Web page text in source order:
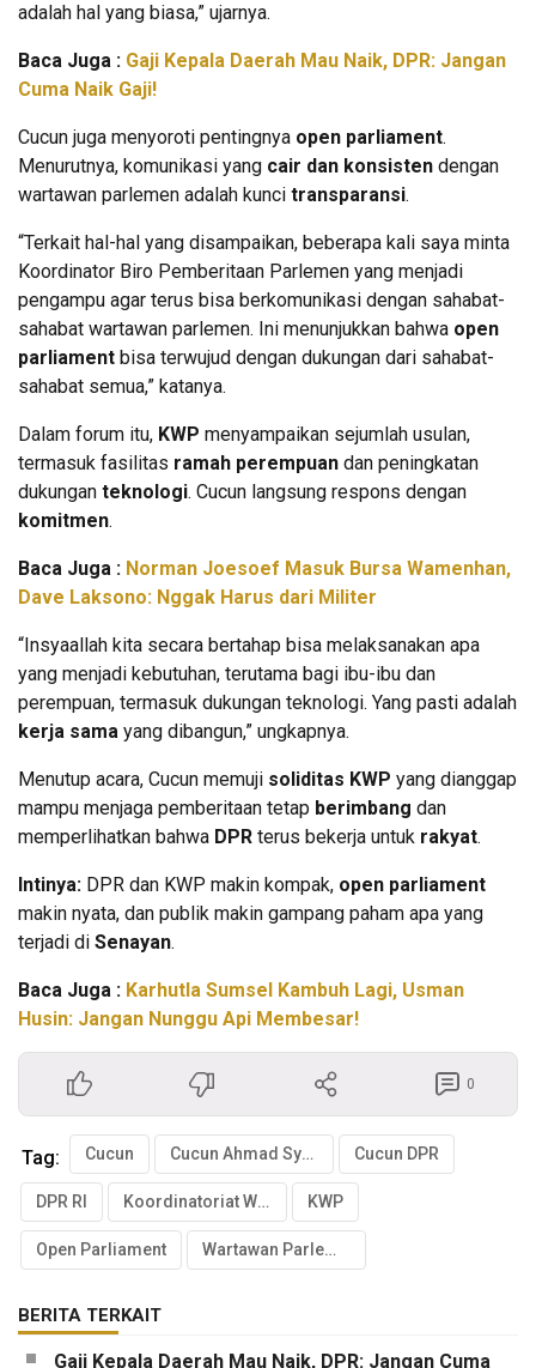
adalah hal yang biasa,” ujarnya.
Baca Juga : Gaji Kepala Daerah Mau Naik, DPR: Jangan
Cuma Naik Gaji!
Cucun juga menyoroti pentingnya open parliament.
Menurutnya, komunikasi yang cair dan konsisten dengan
wartawan parlemen adalah kunci transparansi.
“Terkait hal-hal yang disampaikan, beberapa kali saya minta
Koordinator Biro Pemberitaan Parlemen yang menjadi
pengampu agar terus bisa berkomunikasi dengan sahabat-
sahabat wartawan parlemen. Ini menunjukkan bahwa open
parliament bisa terwujud dengan dukungan dari sahabat-
sahabat semua,” katanya.
Dalam forum itu, KWP menyampaikan sejumlah usulan,
termasuk fasilitas ramah perempuan dan peningkatan
dukungan teknologi. Cucun langsung respons dengan
komitmen.
Baca Juga : Norman Joesoef Masuk Bursa Wamenhan,
Dave Laksono: Nggak Harus dari Militer
“Insyaallah kita secara bertahap bisa melaksanakan apa
yang menjadi kebutuhan, terutama bagi ibu-ibu dan
perempuan, termasuk dukungan teknologi. Yang pasti adalah
kerja sama yang dibangun,” ungkapnya.
Menutup acara, Cucun memuji soliditas KWP yang dianggap
mampu menjaga pemberitaan tetap berimbang dan
memperlihatkan bahwa DPR terus bekerja untuk rakyat.
Intinya: DPR dan KWP makin kompak, open parliament
makin nyata, dan publik makin gampang paham apa yang
terjadi di Senayan.
Baca Juga : Karhutla Sumsel Kambuh Lagi, Usman
Husin: Jangan Nunggu Api Membesar!
0
Tag: Cucun Cucun Ahmad Syamsurijal Cucun DPR
DPR RI Koordinatoriat Wartawan Parlemen KWP
Open Parliament Wartawan Parlemen
BERITA TERKAIT
Gaji Kepala Daerah Mau Naik, DPR: Jangan Cuma